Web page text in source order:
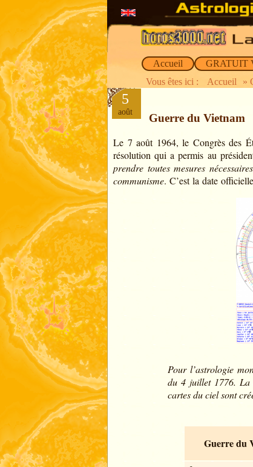
Accueil GRATUIT
Vous êtes ici :
Accueil »
5
août
Guerre du Vietnam
Le 7 août 1964, le Congrès des
résolution qui a permis au
prendre toutes mesures
communisme. C’est la date
Pour l’astrologie
du 4 juillet 1776. La
cartes du ciel sont
Guerre du